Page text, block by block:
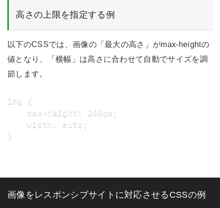
高さの上限を指定する例
以下のCSSでは、画像の「最大の高さ」がmax-heightの
値となり、「横幅」は高さに合わせて自動でサイズを調
節します。
img {
}
画像をレスポンシブサイトに対応させるCSSの例